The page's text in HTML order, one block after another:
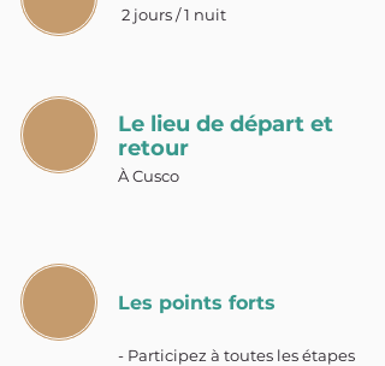
2 jours / 1 nuit
Le lieu de départ et
retour
À Cusco
Les points forts
- Participez à toutes les étapes